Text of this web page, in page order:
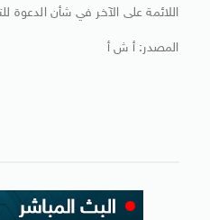
اللائمة على الآخر في شأن الدعوة
المصدر: أ ش أ